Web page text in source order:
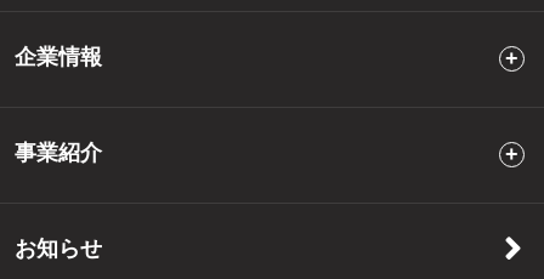
企業情報
事業紹介
お知らせ